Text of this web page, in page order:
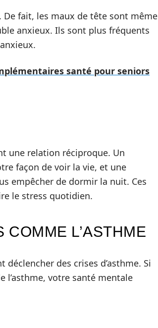
fait, les maux de tête sont même
anxieux. Ils sont plus fréquents
santé pour seniors
une relation réciproque. Un
façon de voir la vie, et une
empêcher de dormir la nuit. Ces
le stress quotidien.
L’ASTHME
des crises d’asthme. Si
l’asthme, votre santé mentale